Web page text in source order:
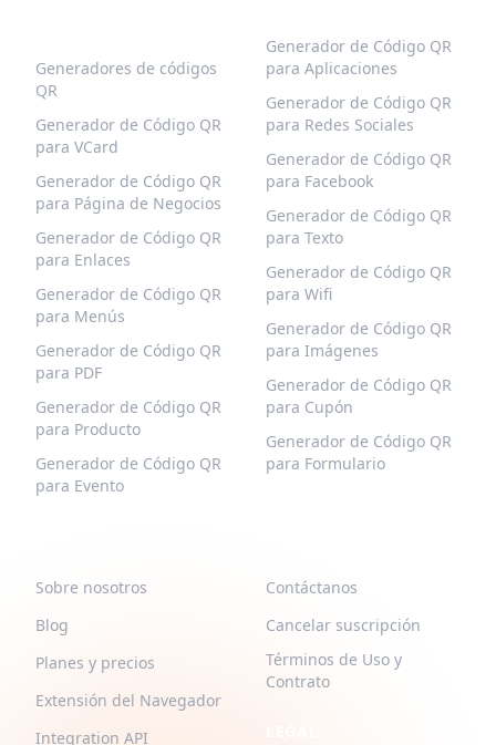
Generadores de códigos
QR
Generador de Código QR
para VCard
Generador de Código QR
para Página de Negocios
Generador de Código QR
para Enlaces
Generador de Código QR
para Menús
Generador de Código QR
para PDF
Generador de Código QR
para Producto
Generador de Código QR
para Evento
Generador de Código QR
para Aplicaciones
Generador de Código QR
para Redes Sociales
Generador de Código QR
para Facebook
Generador de Código QR
para Texto
Generador de Código QR
para Wifi
Generador de Código QR
para Imágenes
Generador de Código QR
para Cupón
Generador de Código QR
para Formulario
Sobre nosotros
Blog
Planes y precios
Extensión del Navegador
Integration API
Contáctanos
Cancelar suscripción
Términos de Uso y
Contrato